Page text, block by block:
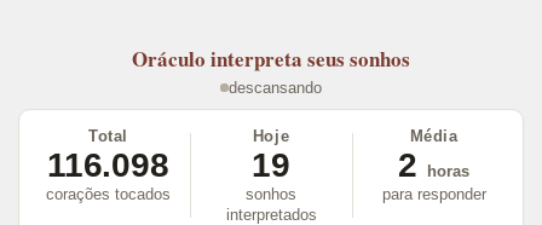
Oráculo interpreta seus sonhos
descansando
Total
116.098
corações tocados
Hoje
19
sonhos
interpretados
Média
2
horas
para responder